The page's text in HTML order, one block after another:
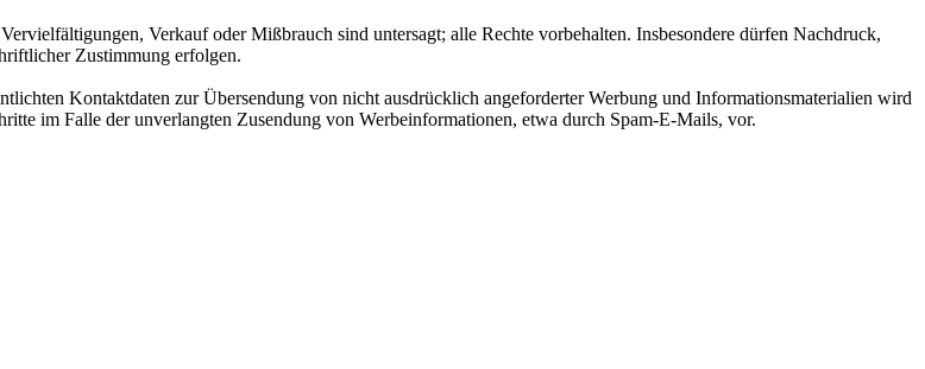
Verkauf oder Mißbrauch sind untersagt; alle Rechte vorbehalten. Insbesondere dürfen Nachdruck,
Zustimmung erfolgen.
Kontaktdaten zur Übersendung von nicht ausdrücklich angeforderter Werbung und Informationsmaterialien wird
im Falle der unverlangten Zusendung von Werbeinformationen, etwa durch Spam-E-Mails, vor.